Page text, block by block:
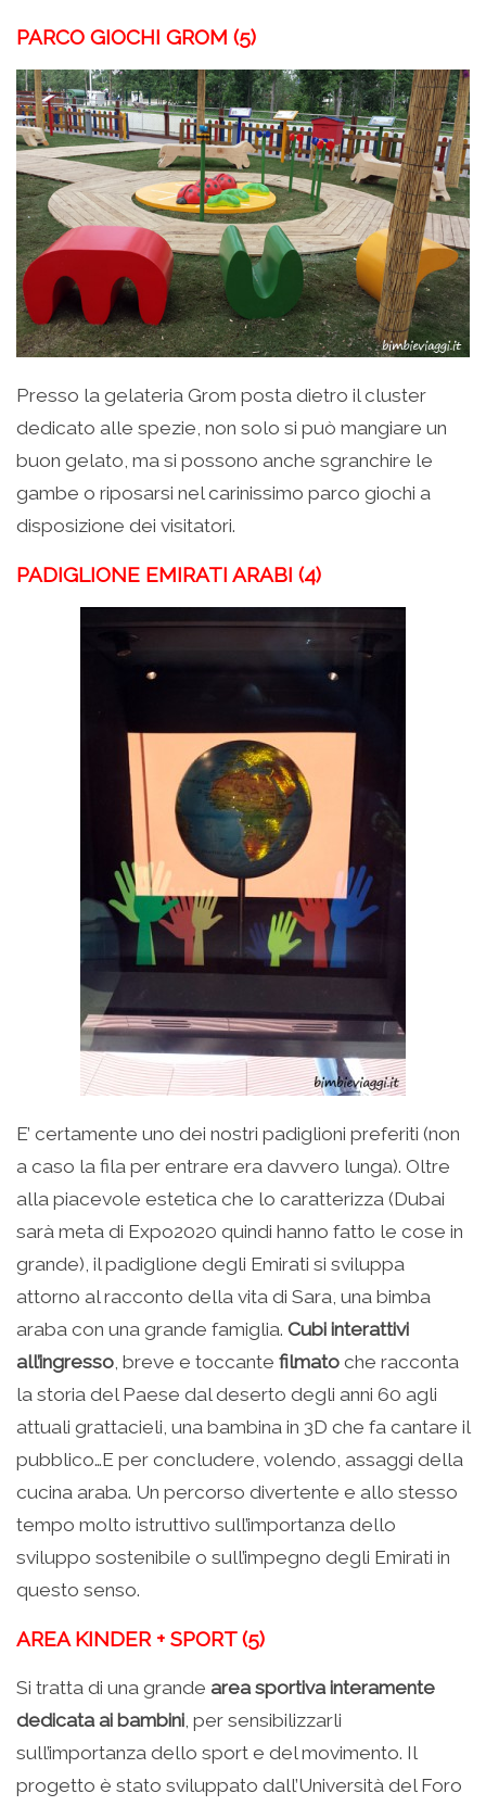
PARCO GIOCHI GROM (5)
Presso la gelateria Grom posta dietro il cluster
dedicato alle spezie, non solo si può mangiare un
buon gelato, ma si possono anche sgranchire le
gambe o riposarsi nel carinissimo parco giochi a
disposizione dei visitatori.
PADIGLIONE EMIRATI ARABI (4)
E’ certamente uno dei nostri padiglioni preferiti (non
a caso la fila per entrare era davvero lunga). Oltre
alla piacevole estetica che lo caratterizza (Dubai
sarà meta di Expo2020 quindi hanno fatto le cose in
grande), il padiglione degli Emirati si sviluppa
attorno al racconto della vita di Sara, una bimba
araba con una grande famiglia. Cubi interattivi
all’ingresso, breve e toccante filmato che racconta
la storia del Paese dal deserto degli anni 60 agli
attuali grattacieli, una bambina in 3D che fa cantare il
pubblico…E per concludere, volendo, assaggi della
cucina araba. Un percorso divertente e allo stesso
tempo molto istruttivo sull’importanza dello
sviluppo sostenibile o sull’impegno degli Emirati in
questo senso.
AREA KINDER + SPORT (5)
Si tratta di una grande area sportiva interamente
dedicata ai bambini, per sensibilizzarli
sull’importanza dello sport e del movimento. Il
progetto è stato sviluppato dall’Università del Foro